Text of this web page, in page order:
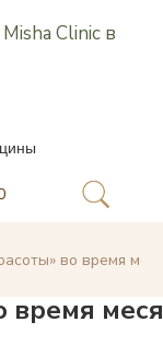
Clinic в
во время
время